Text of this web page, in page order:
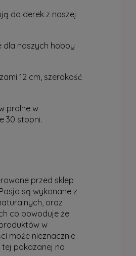
do derek z naszej
dla naszych hobby
12 cm, szerokość
pralne w
30 stopni.
przed sklep
są wykonane z
oraz
co powoduje że
w
może nieznacznie
pokazanej na